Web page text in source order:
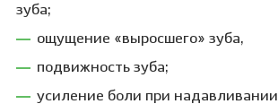
зуба;
ощущение «выросшего» зуба,
подвижность зуба;
усиление боли при